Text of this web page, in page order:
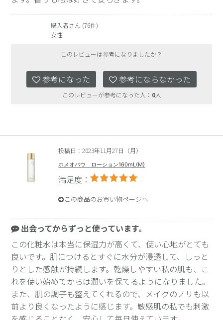
購入者さん (76件)
女性
このレビューは参考になりましたか？
参考になった 参考にならなかった
このレビューが参考になった人： 0人
投稿日：2023年11月27日（月）
ホメオバウ ローション160mL(M)
満足度：
この商品のお買い物ページへ
出会ってからずっと使っています。
この化粧水は本当に保湿力が高くて、使い心地がとても
良いです。肌につけるとすぐに水分が浸透して、しっと
りとした感触が持続します。乾燥しやすい私の肌も、こ
れを使い始めてからは潤いを保てるようになりました。
また、肌の調子も整えてくれるので、メイクのノリも以
前より良くなったように感じます。敏感肌の私でも刺激